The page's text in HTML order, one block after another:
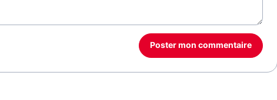
Poster mon commentaire